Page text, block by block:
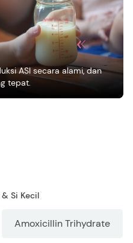
ASI secara alami, dan
tepat.
Si Kecil
Amoxicillin Trihydrate